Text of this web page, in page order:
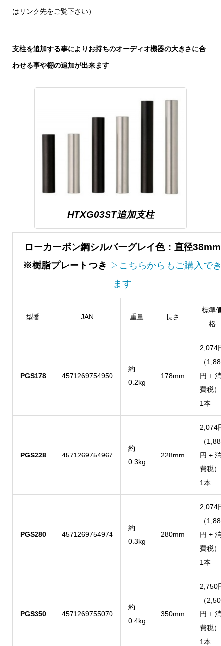
はリンク先をご覧下さい）
支柱を追加する事によりお持ちのオーディオ機器の大きさに合
わせる事や棚の追加が出来ます
HTXG03ST追加支柱
ローカーボン鋼シルバーグレイ色：直径38mm
※樹脂プレートつき ▷こちらからもご購入で
ます
型番 JAN 重量 長さ
標準
格
PGS178 4571269754950
約
0.2kg
178mm
2,074
（
円 + 消
費税
1本
PGS228 4571269754967
約
0.3kg
228mm
2,074
（
円 + 消
費税
1本
PGS280 4571269754974
約
0.3kg
280mm
2,074
（
円 + 消
費税
1本
PGS350 4571269755070
約
0.4kg
350mm
2,750
（
円 + 消
費税
1本